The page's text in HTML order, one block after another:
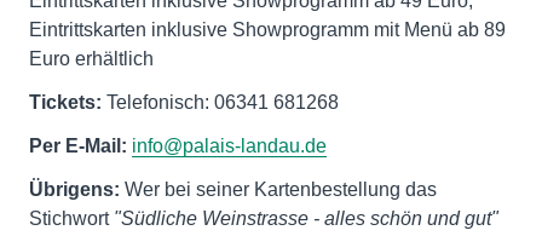
Eintrittskarten inklusive Showprogramm mit Menü ab 89
Euro erhältlich
Tickets: Telefonisch: 06341 681268
Per E-Mail: info@palais-landau.de
Übrigens: Wer bei seiner Kartenbestellung das
Stichwort "Südliche Weinstrasse - alles schön und gut"